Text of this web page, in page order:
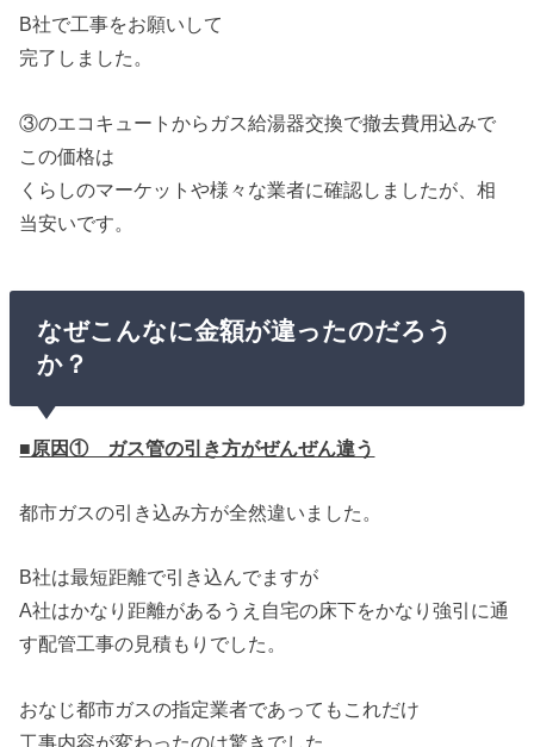
B社で工事をお願いして
完了しました。
③のエコキュートからガス給湯器交換で撤去費用込みで
この価格は
くらしのマーケットや様々な業者に確認しましたが、相
当安いです。
なぜこんなに金額が違ったのだろう
か？
■原因① ガス管の引き方がぜんぜん違う
都市ガスの引き込み方が全然違いました。
B社は最短距離で引き込んでますが
A社はかなり距離があるうえ自宅の床下をかなり強引に通
す配管工事の見積もりでした。
おなじ都市ガスの指定業者であってもこれだけ
工事内容が変わったのは驚きでした。